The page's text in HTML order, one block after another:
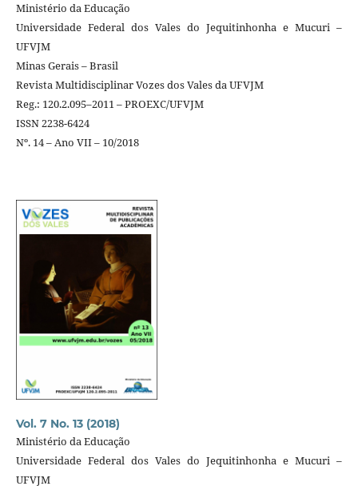
Ministério da Educação
Universidade Federal dos Vales do Jequitinhonha e Mucuri –
UFVJM
Minas Gerais – Brasil
Revista Multidisciplinar Vozes dos Vales da UFVJM
Reg.: 120.2.095–2011 – PROEXC/UFVJM
ISSN 2238-6424
Nº. 14 – Ano VII – 10/2018
Vol. 7 No. 13 (2018)
Ministério da Educação
Universidade Federal dos Vales do Jequitinhonha e Mucuri –
UFVJM